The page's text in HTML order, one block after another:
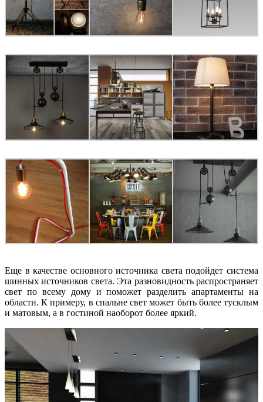
Еще в качестве основного источника света подойдет система
шинных источников света. Эта разновидность распространяет
свет по всему дому и поможет разделить апартаменты на
области. К примеру, в спальне свет может быть более тусклым
и матовым, а в гостиной наоборот более яркий.